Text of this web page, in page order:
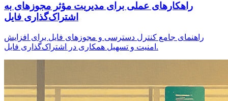
راهکارهای عملی برای مدیریت مؤثر مجوزهای به
اشتراک‌گذاری فایل
راهنمای جامع کنترل دسترسی و مجوزهای فایل برای افزایش
امنیت و تسهیل همکاری در اشتراک‌گذاری فایل.